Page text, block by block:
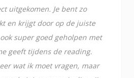
uitgekomen. Je bent zo
en krijgt door op de juiste
super goed geholpen met
geeft tijdens de reading.
wat ik moet vragen, maar